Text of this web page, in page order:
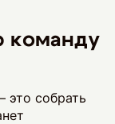
команду
собрать